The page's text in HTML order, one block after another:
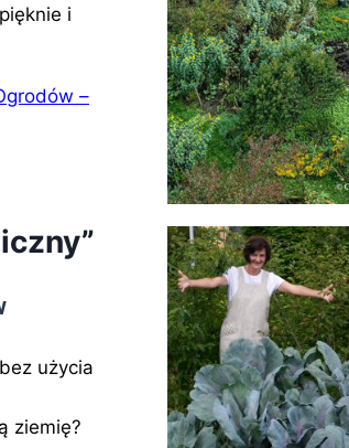
i
–
użycia
ziemię?